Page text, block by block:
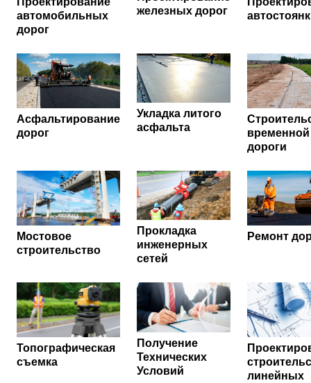
автомобильных
дорог
железных дорог
Асфальтирование
дорог
Укладка литого
асфальта
временной
дороги
Мостовое
строительство
Прокладка
инженерных
сетей
Ремонт
Топографическая
съемка
Получение
Технических
Условий
линейных